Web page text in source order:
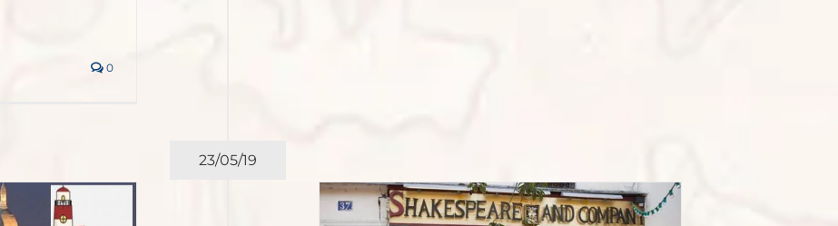
0
23/05/19